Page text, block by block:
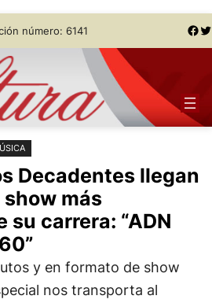
número: 6141 Facebook Twitter
Decadentes llegan
más
carrera: “ADN
y en formato de show
nos transporta al